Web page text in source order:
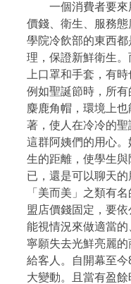
一個消費者要來用
價錢、衛生、服務
學院冷飲部的東西
理，保證新鮮衛生
上口罩和手套，有
例如聖誕節時，所
麋鹿角帽，環境上
著，使人在冷冷的
這群阿姨們的用心
生的距離，使學生
已，還是可以聊天
「美而美」之類有
盟店價錢固定，要
能視情況來做適當
寧願失去光鮮亮麗
給客人。自開幕至
大變動。且當有盈